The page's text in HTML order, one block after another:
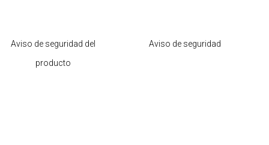
Aviso de seguridad del
producto
Aviso de seguridad